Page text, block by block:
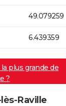
49.079259
6.439359
plus grande de
?
Raville